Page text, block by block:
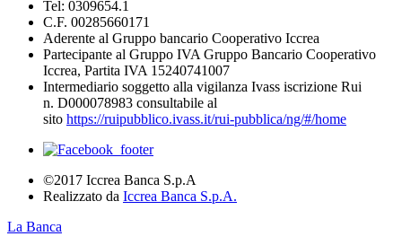
Tel: 0309654.1
C.F. 00285660171
Aderente al Gruppo bancario Cooperativo Iccrea
Partecipante al Gruppo IVA Gruppo Bancario Cooperativo
Iccrea, Partita IVA 15240741007
Intermediario soggetto alla vigilanza Ivass iscrizione Rui
n. D000078983 consultabile al
sito https://ruipubblico.ivass.it/rui-pubblica/ng/#/home
©2017 Iccrea Banca S.p.A
Realizzato da Iccrea Banca S.p.A.
La Banca